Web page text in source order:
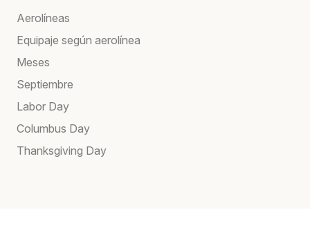
Aerolíneas
Equipaje según aerolínea
Meses
Septiembre
Labor Day
Columbus Day
Thanksgiving Day